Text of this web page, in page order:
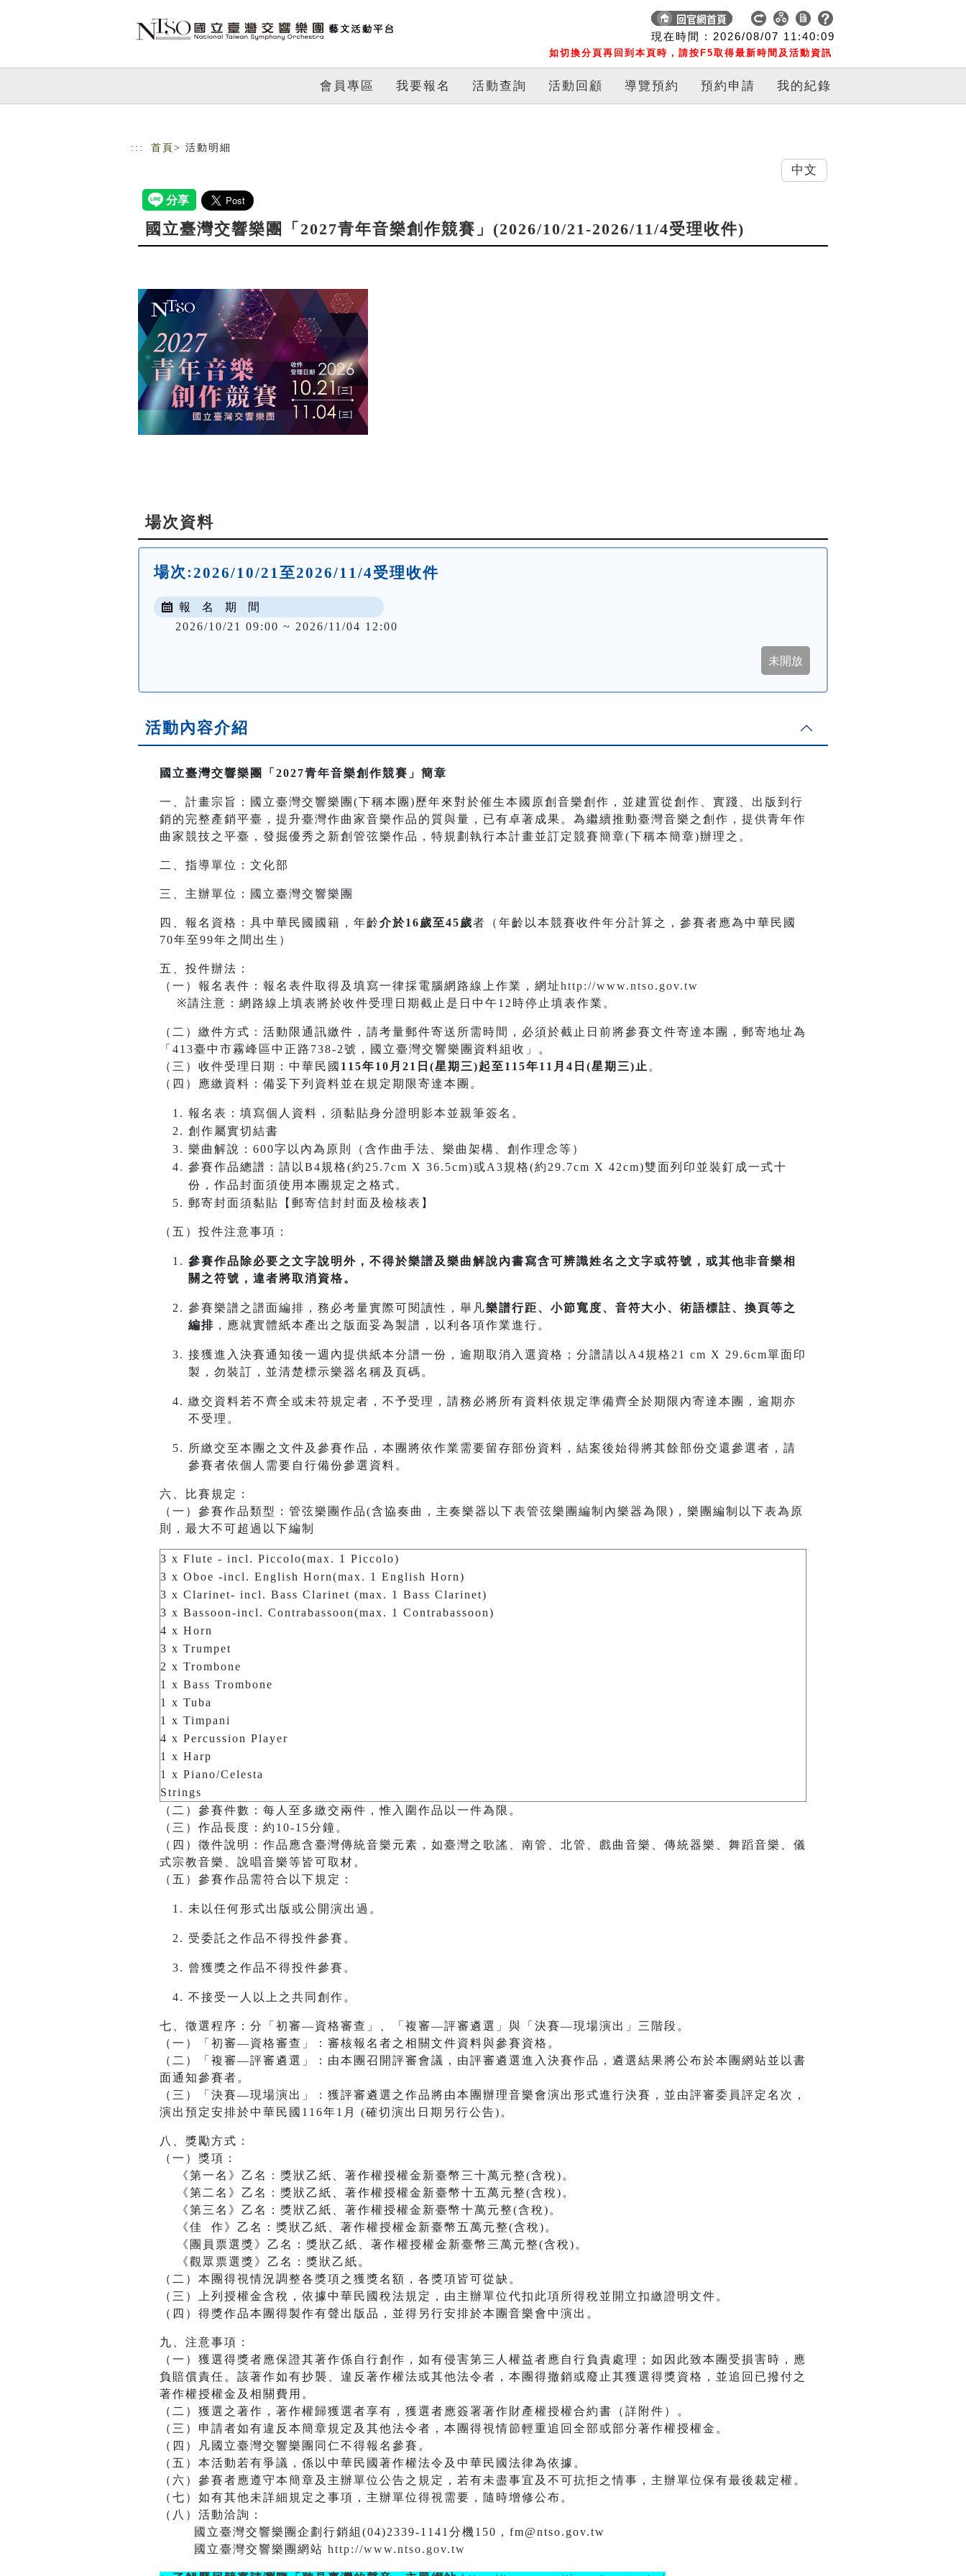
現在時間 : 2026/08/07 11:40:10
如切換分頁再回到本頁時，請按F5取得最新時間及活動資訊
會員專區 我要報名 活動查詢 活動回顧 導覽預約 預約申請 我的紀錄
::: 首頁 > 活動明細
國立臺灣交響樂團「2027青年音樂創作競賽」(2026/10/21-2026/11/4受理收件)
場次資料
場次:2026/10/21至2026/11/4受理收件
報 名 期 間
2026/10/21 09:00 ~ 2026/11/04 12:00
活動內容介紹
國立臺灣交響樂團「2027青年音樂創作競賽」簡章
一、計畫宗旨：國立臺灣交響樂團(下稱本團)歷年來對於催生本國原創音樂創作，並建置從創作、實踐、出版到行
銷的完整產銷平臺，提升臺灣作曲家音樂作品的質與量，已有卓著成果。為繼續推動臺灣音樂之創作，提供青年作
曲家競技之平臺，發掘優秀之新創管弦樂作品，特規劃執行本計畫並訂定競賽簡章(下稱本簡章)辦理之。
二、指導單位：文化部
三、主辦單位：國立臺灣交響樂團
四、報名資格：具中華民國國籍，年齡介於16歲至45歲者（年齡以本競賽收件年分計算之，參賽者應為中華民國
70年至99年之間出生）
五、投件辦法：
（一）報名表件：報名表件取得及填寫一律採電腦網路線上作業，網址http://www.ntso.gov.tw
※請注意：網路線上填表將於收件受理日期截止是日中午12時停止填表作業。
（二）繳件方式：活動限通訊繳件，請考量郵件寄送所需時間，必須於截止日前將參賽文件寄達本團，郵寄地址為
「413臺中市霧峰區中正路738-2號，國立臺灣交響樂團資料組收」。
（三）收件受理日期：中華民國 115年10月21日(星期三)起至115年11月4日(星期三)止 。
（四）應繳資料：備妥下列資料並在規定期限寄達本團。
報名表：填寫個人資料，須黏貼身分證明影本並親筆簽名。
創作屬實切結書
樂曲解說：600字以內為原則（含作曲手法、樂曲架構、創作理念等）
參賽作品總譜：請以B4規格(約25.7cm X 36.5cm)或A3規格(約29.7cm X 42cm)雙面列印並裝釘成一式十
份，作品封面須使用本團規定之格式。
郵寄封面須黏貼【郵寄信封封面及檢核表】
（五）投件注意事項：
參賽作品除必要之文字說明外，不得於樂譜及樂曲解說內書寫含可辨識姓名之文字或符號，或其他非音樂相
關之符號，違者將取消資格。
參賽樂譜之譜面編排，務必考量實際可閱讀性，舉凡樂譜行距、小節寬度、音符大小、術語標註、換頁等之
編排 ，應就實體紙本產出之版面妥為製譜，以利各項作業進行。
接獲進入決賽通知後一週內提供紙本分譜一份，逾期取消入選資格；分譜請以A4規格21 cm X 29.6cm單面印
製，勿裝訂，並清楚標示樂器名稱及頁碼。
繳交資料若不齊全或未符規定者，不予受理，請務必將所有資料依規定準備齊全於期限內寄達本團，逾期亦
不受理。
所繳交至本團之文件及參賽作品，本團將依作業需要留存部份資料，結案後始得將其餘部份交還參選者，請
參賽者依個人需要自行備份參選資料。
六、比賽規定：
（一）參賽作品類型：管弦樂團作品(含協奏曲，主奏樂器以下表管弦樂團編制內樂器為限)，樂團編制以下表為原
則，最大不可超過以下編制
3 x Flute - incl. Piccolo(max. 1 Piccolo)
3 x Oboe -incl. English Horn(max. 1 English Horn)
3 x Clarinet- incl. Bass Clarinet (max. 1 Bass Clarinet)
3 x Bassoon-incl. Contrabassoon(max. 1 Contrabassoon)
4 x Horn
3 x Trumpet
2 x Trombone
1 x Bass Trombone
1 x Tuba
1 x Timpani
4 x Percussion Player
1 x Harp
1 x Piano/Celesta
Strings
（二）參賽件數：每人至多繳交兩件，惟入圍作品以一件為限。
（三）作品長度：約10-15分鐘。
（四）徵件說明：作品應含臺灣傳統音樂元素，如臺灣之歌謠、南管、北管、戲曲音樂、傳統器樂、舞蹈音樂、儀
式宗教音樂、說唱音樂等皆可取材。
（五）參賽作品需符合以下規定：
未以任何形式出版或公開演出過。
受委託之作品不得投件參賽。
曾獲獎之作品不得投件參賽。
不接受一人以上之共同創作。
七、徵選程序：分「初審—資格審查」、「複審—評審遴選」與「決賽—現場演出」三階段。
（一）「初審—資格審查」：審核報名者之相關文件資料與參賽資格。
（二）「複審—評審遴選」：由本團召開評審會議，由評審遴選進入決賽作品，遴選結果將公布於本團網站並以書
面通知參賽者。
（三）「決賽—現場演出」：獲評審遴選之作品將由本團辦理音樂會演出形式進行決賽，並由評審委員評定名次，
演出預定安排於中華民國116年1月 (確切演出日期另行公告)。
八、獎勵方式：
（一）獎項：
《第一名》乙名：獎狀乙紙、著作權授權金新臺幣三十萬元整(含稅)。
《第二名》乙名：獎狀乙紙、著作權授權金新臺幣十五萬元整(含稅)。
《第三名》乙名：獎狀乙紙、著作權授權金新臺幣十萬元整(含稅)。
《佳 作》乙名：獎狀乙紙、著作權授權金新臺幣五萬元整(含稅)。
《團員票選獎》乙名：獎狀乙紙、著作權授權金新臺幣三萬元整(含稅)。
《觀眾票選獎》乙名：獎狀乙紙。
（二）本團得視情況調整各獎項之獲獎名額，各獎項皆可從缺。
（三）上列授權金含稅，依據中華民國稅法規定，由主辦單位代扣此項所得稅並開立扣繳證明文件。
（四）得獎作品本團得製作有聲出版品，並得另行安排於本團音樂會中演出。
九、注意事項：
（一）獲選得獎者應保證其著作係自行創作，如有侵害第三人權益者應自行負責處理；如因此致本團受損害時，應
負賠償責任。該著作如有抄襲、違反著作權法或其他法令者，本團得撤銷或廢止其獲選得獎資格，並追回已撥付之
著作權授權金及相關費用。
（二）獲選之著作，著作權歸獲選者享有，獲選者應簽署著作財產權授權合約書（詳附件）。
（三）申請者如有違反本簡章規定及其他法令者，本團得視情節輕重追回全部或部分著作權授權金。
（四）凡國立臺灣交響樂團同仁不得報名參賽。
（五）本活動若有爭議，係以中華民國著作權法令及中華民國法律為依據。
（六）參賽者應遵守本簡章及主辦單位公告之規定，若有未盡事宜及不可抗拒之情事，主辦單位保有最後裁定權。
（七）如有其他未詳細規定之事項，主辦單位得視需要，隨時增修公布。
（八）活動洽詢：
國立臺灣交響樂團企劃行銷組(04)2339-1141分機150，fm@ntso.gov.tw
國立臺灣交響樂團網站 http://www.ntso.gov.tw